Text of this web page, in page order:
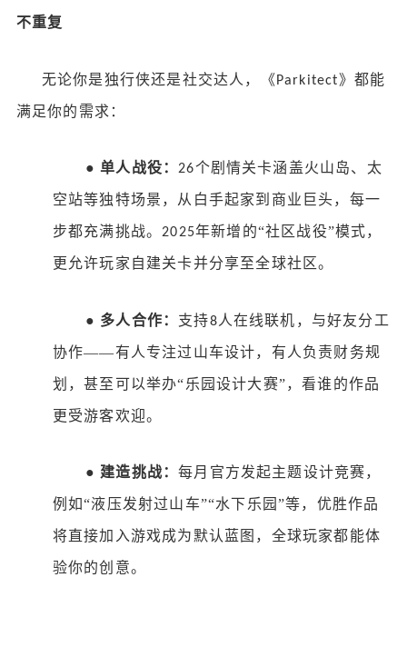
不重复
无论你是独行侠还是社交达人，《 Parkitect》都能
满足你的需求：
● 单人战役： 26个剧情关卡涵盖火山岛、太
空站等独特场景，从白手起家到商业巨头，每一
步都充满挑战。 2025年新增的“社区战役”模式，
更允许玩家自建关卡并分享至全球社区。
● 多人合作： 支持8人在线联机，与好友分工
协作——有人专注过山车设计，有人负责财务规
划，甚至可以举办“乐园设计大赛”，看谁的作品
更受游客欢迎。
● 建造挑战：每月官方发起主题设计竞赛，
例如“液压发射过山车”“水下乐园”等，优胜作品
将直接加入游戏成为默认蓝图，全球玩家都能体
验你的创意。